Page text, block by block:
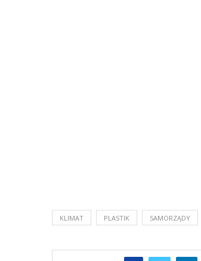
KLIMAT PLASTIK SAMORZĄDY